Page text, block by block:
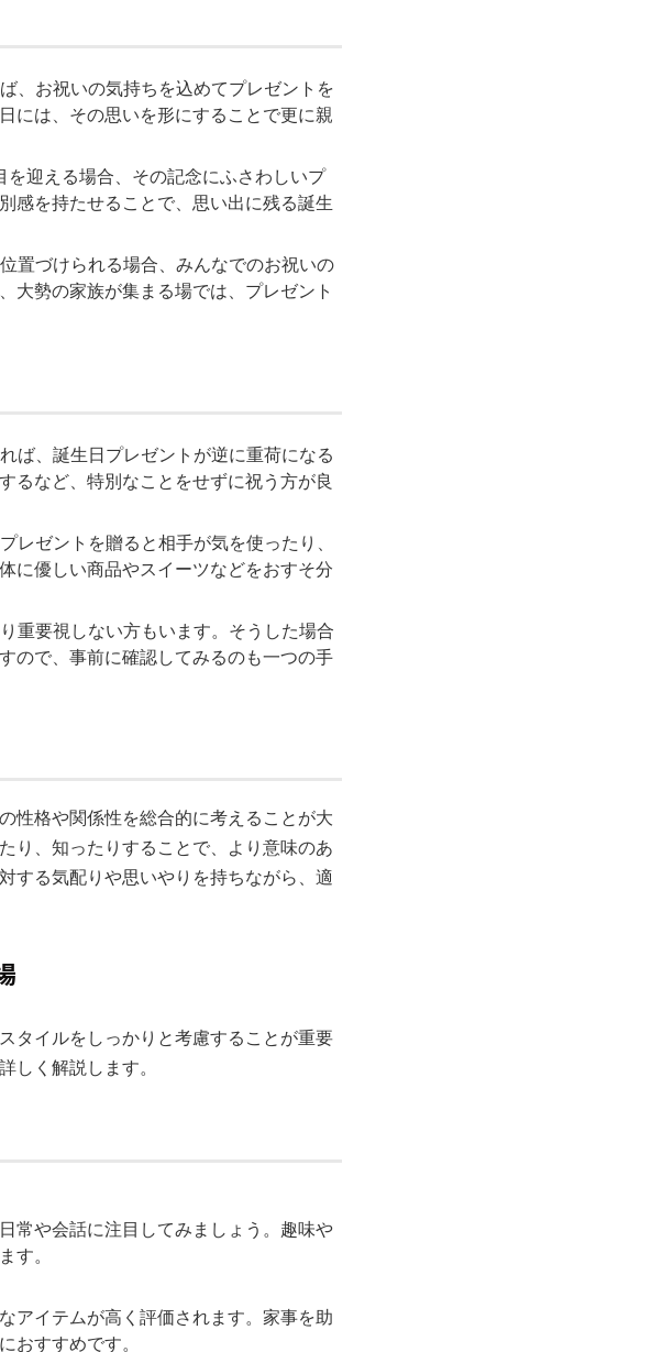
、お祝いの気持ちを込めてプレゼントを
には、その思いを形にすることで更に親
迎える場合、その記念にふさわしいプ
感を持たせることで、思い出に残る誕生
置づけられる場合、みんなでのお祝いの
大勢の家族が集まる場では、プレゼント
ば、誕生日プレゼントが逆に重荷になる
るなど、特別なことをせずに祝う方が良
ゼントを贈ると相手が気を使ったり、
に優しい商品やスイーツなどをおすそ分
重要視しない方もいます。そうした場合
ので、事前に確認してみるのも一つの手
性格や関係性を総合的に考えることが大
り、知ったりすることで、より意味のあ
する気配りや思いやりを持ちながら、適
タイルをしっかりと考慮することが重要
しく解説します。
常や会話に注目してみましょう。趣味や
す。
アイテムが高く評価されます。家事を助
おすすめです。